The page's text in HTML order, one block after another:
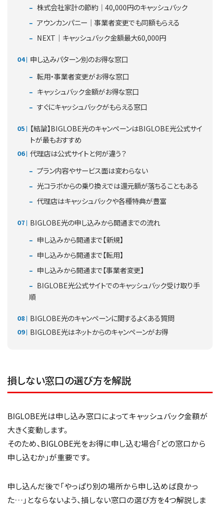
株式会社家計の節約｜40,000円のキャッシュバック
アウンカンパニー｜事業者変更でも同額もらえる
NEXT｜キャッシュバック金額最大60,000円
申し込みパターン別のお得な窓口
転用・事業者変更がお得な窓口
キャッシュバック金額がお得な窓口
すぐにキャッシュバックがもらえる窓口
【結論】BIGLOBE光のキャンペーンはBIGLOBE光公式サイ
トが最もおすすめ
代理店は公式サイトと何が違う？
プラン内容やサービス面は変わらない
光コラボからの乗り換えでは還元額が落ちることもある
代理店はキャッシュバックや各種特典が豊富
BIGLOBE光の申し込みから開通までの流れ
申し込みから開通まで【新規】
申し込みから開通まで【転用】
申し込みから開通まで【事業者変更】
BIGLOBE光公式サイトでのキャッシュバック受け取り手
順
BIGLOBE光のキャンペーンに関するよくある質問
BIGLOBE光はネットからのキャンペーンがお得
損しない窓口の選び方を解説
BIGLOBE光は申し込み窓口によってキャッシュバック金額が
大きく変動します。
そのため、BIGLOBE光をお得に申し込む場合「どの窓口から
申し込むか」が重要です。
申し込んだ後で「やっぱり別の場所から申し込めば良かっ
た…」とならないよう、損しない窓口の選び方を4つ解説しま